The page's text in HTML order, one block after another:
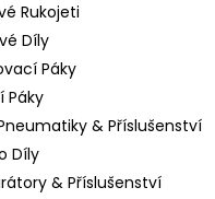
Rukojeti
Díly
Páky
Páky
& Příslušenství
Díly
& Příslušenství
LANKO 94CM, VÝSUV
DEMONX ,WPB